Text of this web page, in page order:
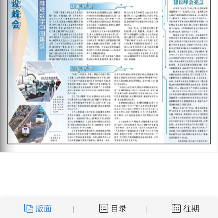
版面 | 目录 | 往期